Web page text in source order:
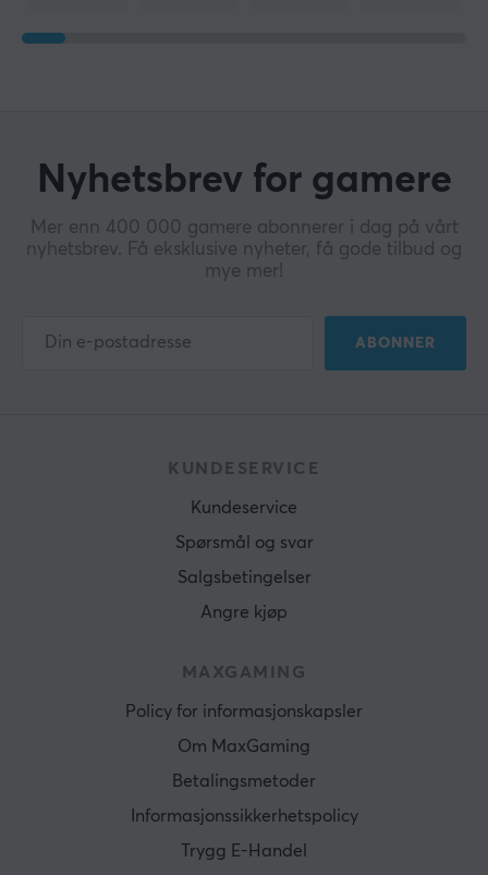
Nyhetsbrev for gamere
Mer enn 400 000 gamere abonnerer i dag på vårt
nyhetsbrev. Få eksklusive nyheter, få gode tilbud og
mye mer!
ABONNER
KUNDESERVICE
Kundeservice
Spørsmål og svar
Salgsbetingelser
Angre kjøp
MAXGAMING
Policy for informasjonskapsler
Om MaxGaming
Betalingsmetoder
Informasjonssikkerhetspolicy
Trygg E-Handel